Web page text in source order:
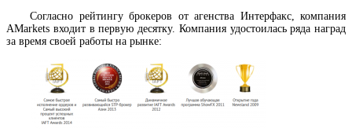
Согласно рейтингу брокеров от агенства Интерфакс, компания
AMarkets входит в первую десятку. Компания удостоилась ряда наград
за время своей работы на рынке: